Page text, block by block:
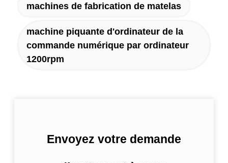
machines de fabrication de matelas
machine piquante d'ordinateur de la
commande numérique par ordinateur
1200rpm
Envoyez votre demande